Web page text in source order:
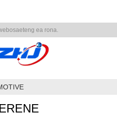
ea rona.